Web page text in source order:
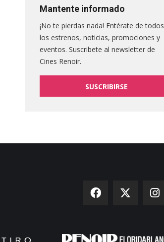
Mantente informado
¡No te pierdas nada! Entérate de todos
los estrenos, noticias, promociones y
eventos. Suscribete al newsletter de
Cines Renoir.
SUSCRIBIRSE